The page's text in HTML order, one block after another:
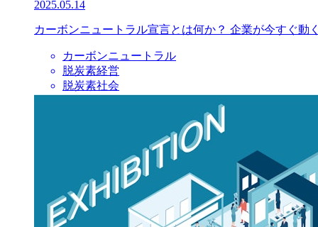
2025.05.14
カーボンニュートラル宣言とは何か？ 企業が今すぐ動
カーボンニュートラル
脱炭素経営
脱炭素社会